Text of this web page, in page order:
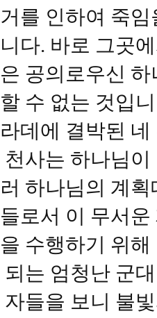
를 인하여 죽
다. 바로 그곳
공의로우신
수 없는 것입
데에 결박된
천사는 하나님이
하나님의 계
로서 이 무서
수행하기 위
되는 엄청난 군
자들을 보니 불